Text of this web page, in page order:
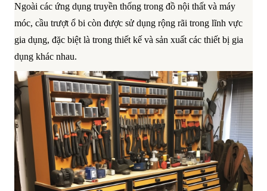
Ngoài các ứng dụng truyền thống trong đồ nội thất và máy
móc, cầu trượt ổ bi còn được sử dụng rộng rãi trong lĩnh vực
gia dụng, đặc biệt là trong thiết kế và sản xuất các thiết bị gia
dụng khác nhau.